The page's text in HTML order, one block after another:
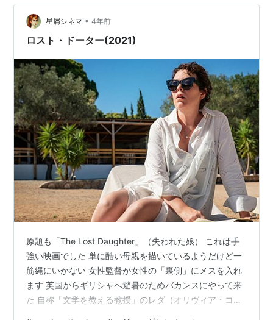
にバカンスに。 一人で静かに休暇を楽しんでいたのに、
少しうるさくてイライラするレダ。 その一家の中に、幼
い娘を…
星屑シネマ • 4年前
ロスト・ドーター(2021)
原題も「The Lost Daughter」（失われた娘） これは手
強い映画でした 単に酷い母親を描いているようだけど一
筋縄にいかない 女性監督が女性の「裏側」にメスを入れ
ます 英国からギリシャへ避暑のためバカンスにやって来
た 自称「文学を教える教授」のレダ（オリヴィア・コー